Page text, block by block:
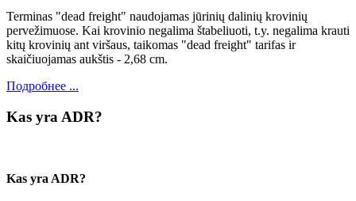
Terminas "dead freight" naudojamas jūrinių dalinių krovinių
pervežimuose. Kai krovinio negalima štabeliuoti, t.y. negalima krauti
kitų krovinių ant viršaus, taikomas "dead freight" tarifas ir
skaičiuojamas aukštis - 2,68 cm.
Подробнее ...
Kas yra ADR?
Kas yra ADR?